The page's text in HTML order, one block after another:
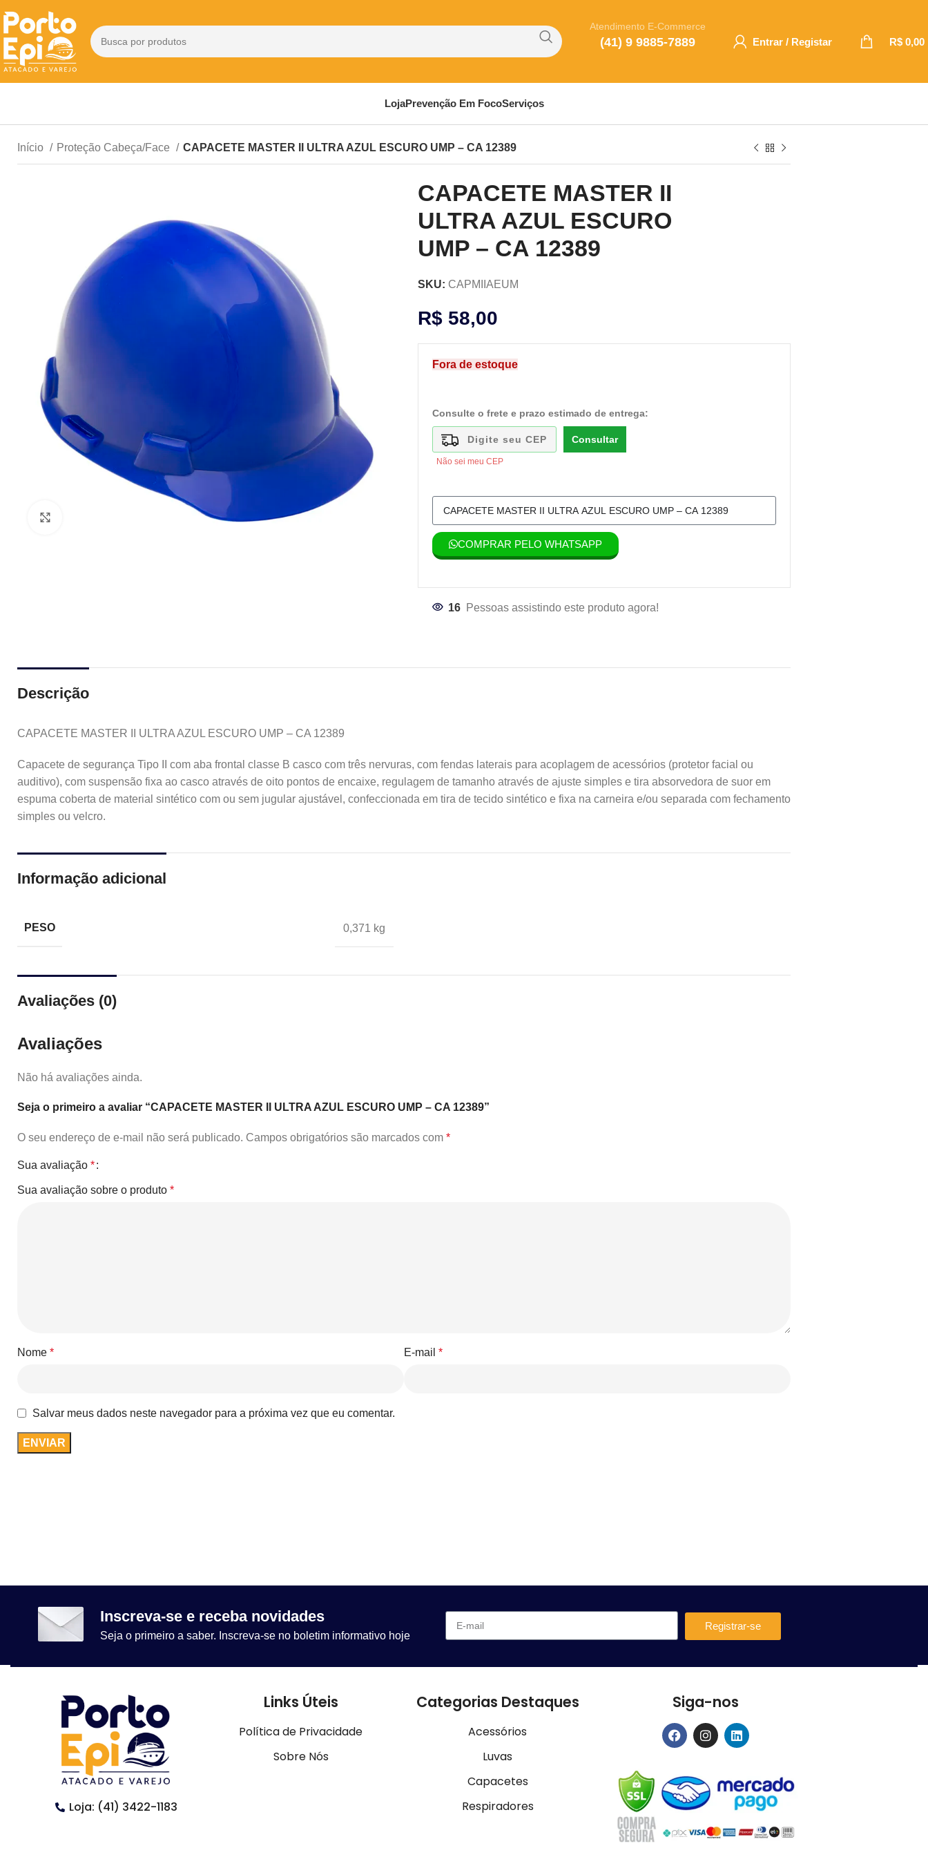
Atendimento E-Commerce
(41) 9 9885-7889 Entrar / Registar R$ 0,00
LojaPrevenção Em FocoServiços
Início Proteção Cabeça/Face CAPACETE MASTER II ULTRA AZUL ESCURO UMP – CA 12389
CAPACETE MASTER II
ULTRA AZUL ESCURO
UMP – CA 12389
SKU: CAPMIIAEUM
R$ 58,00
Fora de estoque
Consulte o frete e prazo estimado de entrega:
Consultar
Não sei meu CEP
COMPRAR PELO WHATSAPP
16 Pessoas assistindo este produto agora!
Descrição
CAPACETE MASTER II ULTRA AZUL ESCURO UMP – CA 12389
Capacete de segurança Tipo II com aba frontal classe B casco com três nervuras, com fendas laterais para acoplagem de acessórios (protetor facial ou
auditivo), com suspensão fixa ao casco através de oito pontos de encaixe, regulagem de tamanho através de ajuste simples e tira absorvedora de suor em
espuma coberta de material sintético com ou sem jugular ajustável, confeccionada em tira de tecido sintético e fixa na carneira e/ou separada com fechamento
simples ou velcro.
Informação adicional
PESO 0,371 kg
Avaliações (0)
Avaliações
Não há avaliações ainda.
Seja o primeiro a avaliar “CAPACETE MASTER II ULTRA AZUL ESCURO UMP – CA 12389”
O seu endereço de e-mail não será publicado. Campos obrigatórios são marcados com *
Sua avaliação *
Sua avaliação sobre o produto *
Nome * E-mail *
Salvar meus dados neste navegador para a próxima vez que eu comentar.
Inscreva-se e receba novidades
Seja o primeiro a saber. Inscreva-se no boletim informativo hoje
Registrar-se
Loja: (41) 3422-1183
Links Úteis
Política de Privacidade
Sobre Nós
Categorias Destaques
Acessórios
Luvas
Capacetes
Respiradores
Siga-nos